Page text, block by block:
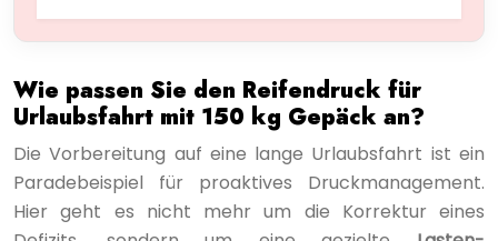
Wie passen Sie den Reifendruck für
Urlaubsfahrt mit 150 kg Gepäck an?
Die Vorbereitung auf eine lange Urlaubsfahrt ist ein
Paradebeispiel für proaktives Druckmanagement.
Hier geht es nicht mehr um die Korrektur eines